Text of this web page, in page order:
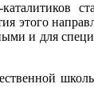
этого
и для